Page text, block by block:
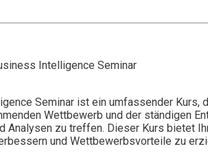
Intelligence Seminar
Seminar ist ein umfassender
Wettbewerb und der ständigen
Analysen zu treffen. Dieser Kurs bietet
und Wettbewerbsvorteile zu